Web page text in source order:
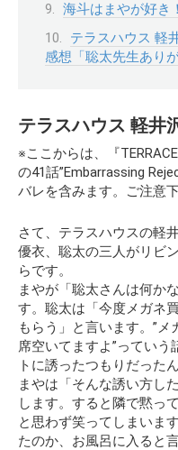
海斗はまやが好き
テラスハウス 軽
感想「聡太先生ありが
テラスハウス 軽井
※ここからは、『TERRACE
の41話”Embarrassing
バレを含みます。ご注意下
さて、テラスハウスの軽
優衣、聡太の三人がリビ
らです。
まやが「聡太さんは何か
す。聡太は「今度メガネ
もらう」と言います。 ”メ
席空いてますよ”っていう
トに誘ったつもりだった
まやは「そんな誘い方し
します。すると隣で黙っ
と思わず笑ってしまいま
たのか、お風呂に入ると